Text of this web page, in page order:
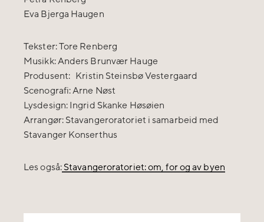
Eva Bjerga Haugen
Tekster: Tore Renberg
Musikk: Anders Brunvær Hauge
Produsent: Kristin Steinsbø Vestergaard
Scenografi: Arne Nøst
Lysdesign: Ingrid Skanke Høsøien
Arrangør: Stavangeroratoriet i samarbeid med
Stavanger Konserthus
Les også:Stavangeroratoriet: om, for og av byen